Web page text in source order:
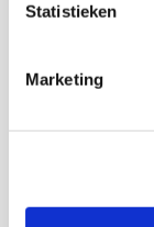
Statistieken
Marketing
AGENDA
SEP